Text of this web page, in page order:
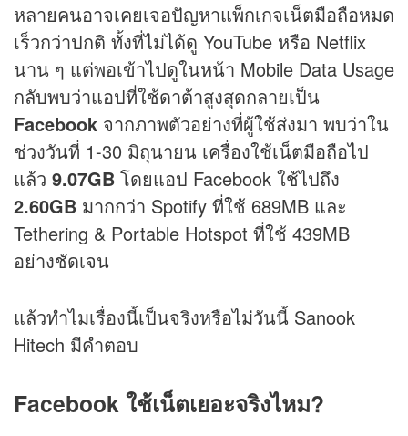
หลายคนอาจเคยเจอปัญหาแพ็กเกจเน็ตมือถือหมด
เร็วกว่าปกติ ทั้งที่ไม่ได้ดู YouTube หรือ Netflix
นาน ๆ แต่พอเข้าไปดูในหน้า Mobile Data Usage
กลับพบว่าแอปที่ใช้ดาต้าสูงสุดกลายเป็น
Facebook จากภาพตัวอย่างที่ผู้ใช้ส่งมา พบว่าใน
ช่วงวันที่ 1-30 มิถุนายน เครื่องใช้เน็ตมือถือไป
แล้ว 9.07GB โดยแอป Facebook ใช้ไปถึง
2.60GB มากกว่า Spotify ที่ใช้ 689MB และ
Tethering & Portable Hotspot ที่ใช้ 439MB
อย่างชัดเจน
แล้วทำไมเรื่องนี้เป็นจริงหรือไม่วันนี้ Sanook
Hitech มีคำตอบ
Facebook ใช้เน็ตเยอะจริงไหม?